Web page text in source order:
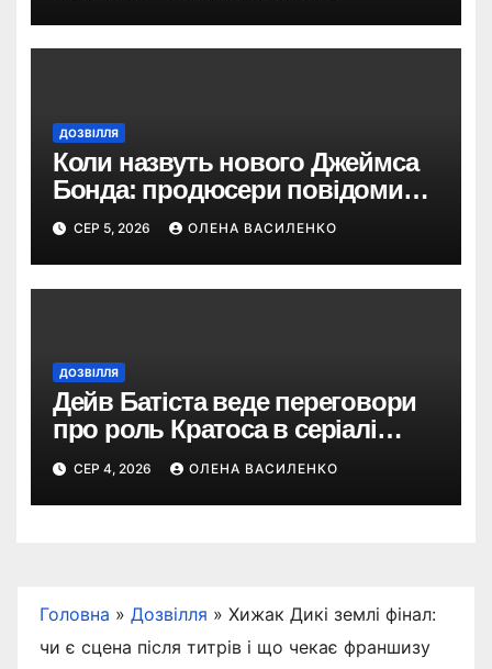
ДОЗВІЛЛЯ
Коли назвуть нового Джеймса
Бонда: продюсери повідомили
про терміни кастингу
СЕР 5, 2026 ОЛЕНА ВАСИЛЕНКО
ДОЗВІЛЛЯ
Дейв Батіста веде переговори
про роль Кратоса в серіалі
«God of War» від Amazon
СЕР 4, 2026 ОЛЕНА ВАСИЛЕНКО
Головна » Дозвілля » Хижак Дикі землі фінал:
чи є сцена після титрів і що чекає франшизу